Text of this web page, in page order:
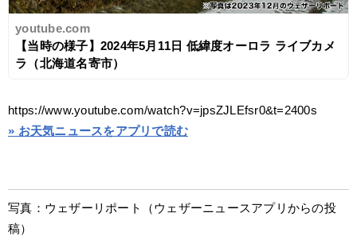
youtube.com
【当時の様子】2024年5月11日 低緯度オーロラ ライブカメ
ラ（北海道名寄市）
https://www.youtube.com/watch?v=jpsZJLEfsr0&t=2400s
» お天気ニュースをアプリで読む
写真：ウェザーリポート（ウェザーニュースアプリからの投
稿）